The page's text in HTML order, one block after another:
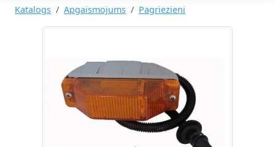
Katalogs Apgaismojums Pagriezieni